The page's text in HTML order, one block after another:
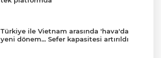
Türkiye ile Vietnam arasında 'hava'da
yeni dönem... Sefer kapasitesi artırıldı